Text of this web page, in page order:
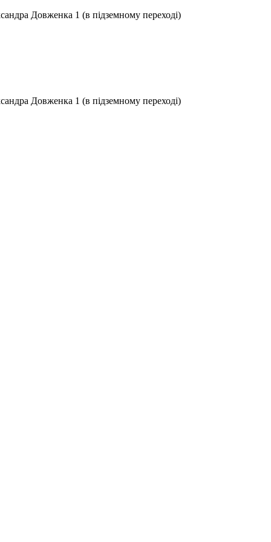
Довженка 1 (в підземному переході)
Довженка 1 (в підземному переході)